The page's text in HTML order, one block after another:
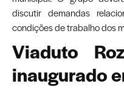
discutir demandas
condições de trabalho dos
Viaduto
inaugurado